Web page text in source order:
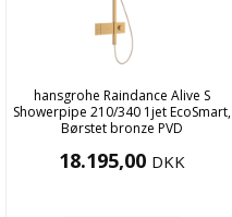
hansgrohe Raindance Alive S
Showerpipe 210/340 1jet EcoSmart,
Børstet bronze PVD
18.195,00 DKK